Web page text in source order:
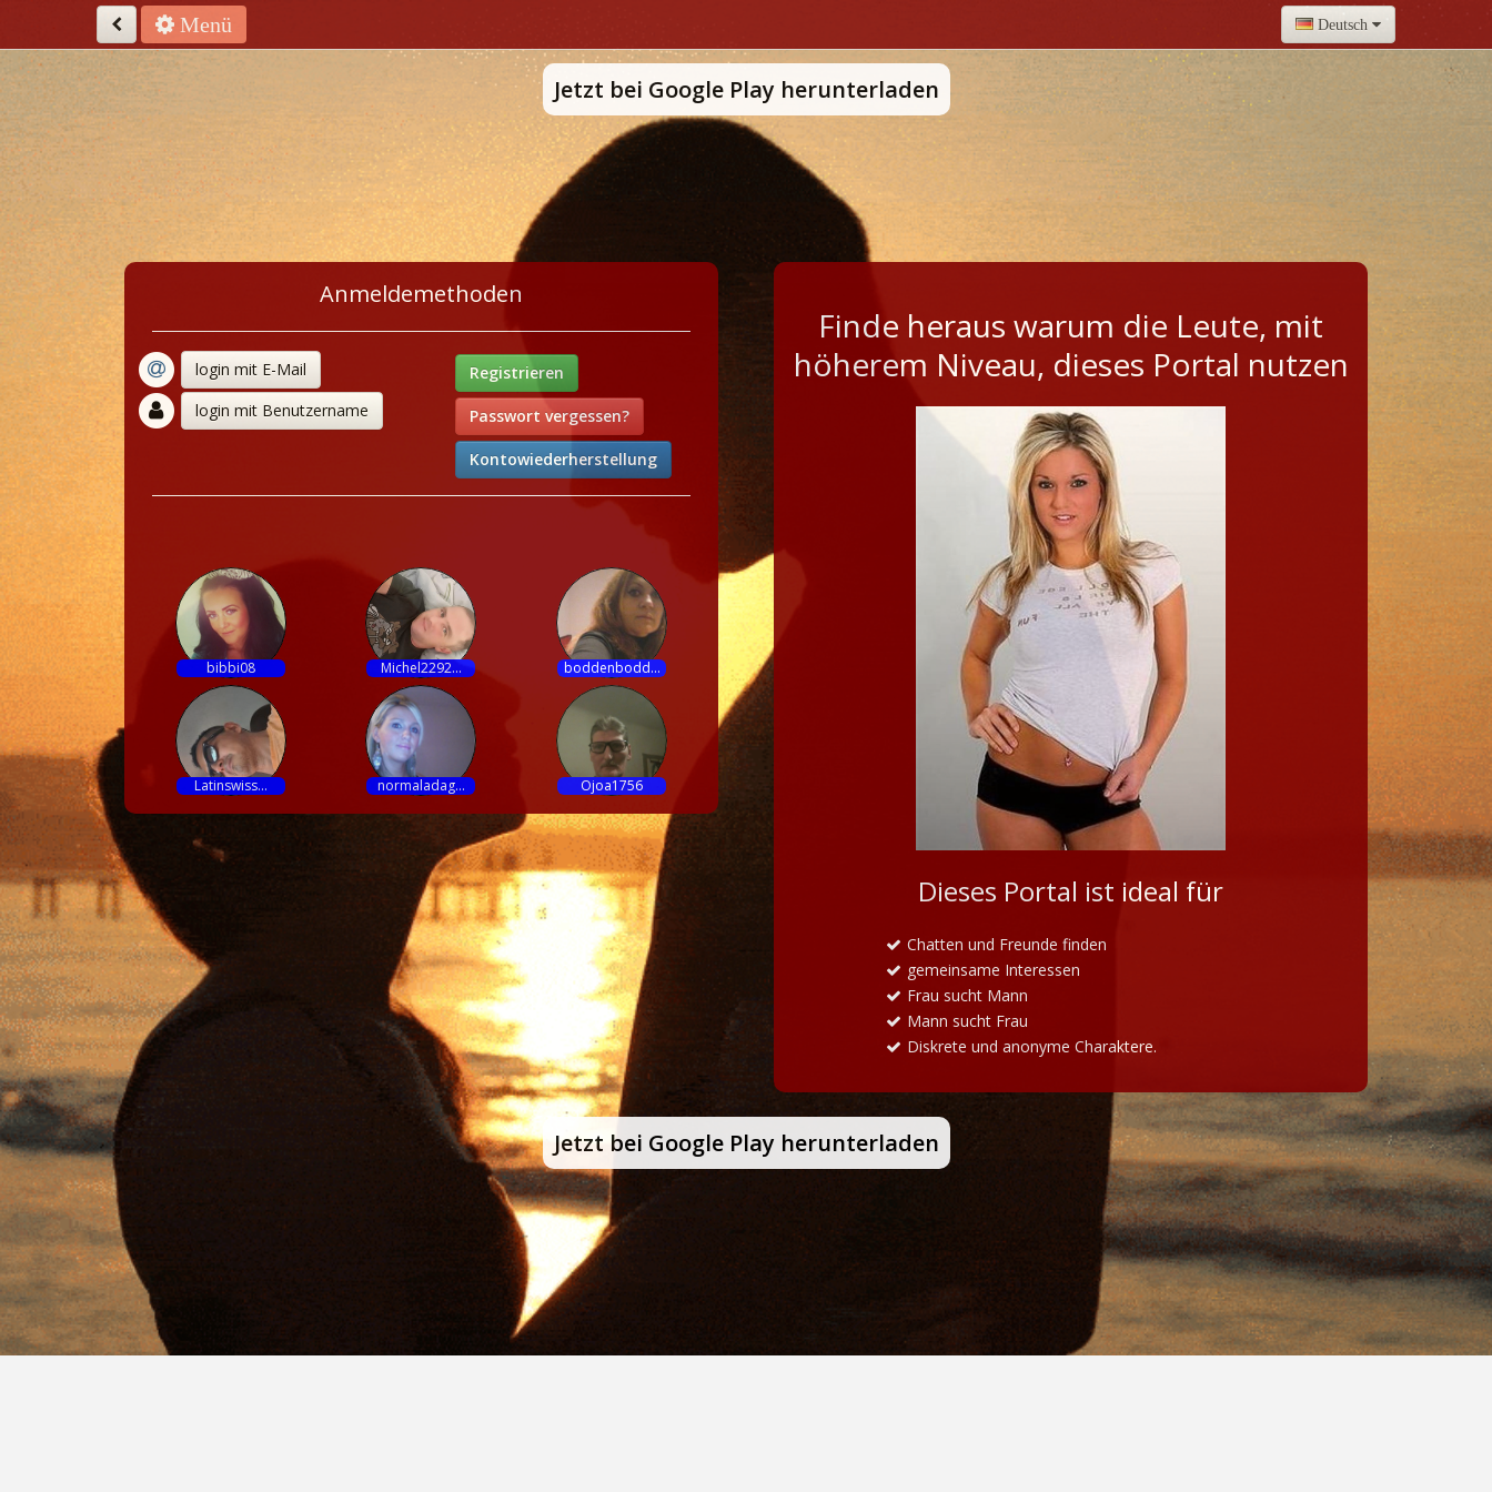
Menü Deutsch
Jetzt bei Google Play herunterladen
Anmeldemethoden
login mit E-Mail
login mit Benutzername
Registrieren
Passwort vergessen?
Kontowiederherstellung
bibbi08 Michel2292... boddenbodd...
Latinswiss... normaladag... Ojoa1756
Finde heraus warum die Leute, mit
höherem Niveau, dieses Portal nutzen
Dieses Portal ist ideal für
Chatten und Freunde finden
gemeinsame Interessen
Frau sucht Mann
Mann sucht Frau
Diskrete und anonyme Charaktere.
Jetzt bei Google Play herunterladen